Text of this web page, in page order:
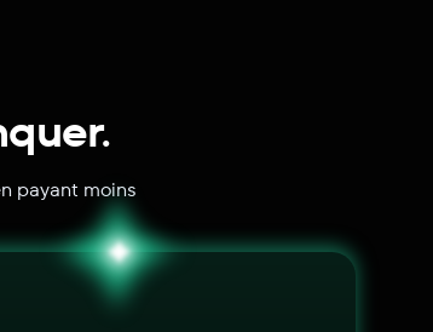
payant moins